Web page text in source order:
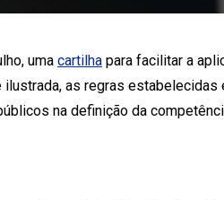
uma cartilha para facilitar a
ilustrada, as regras
na definição da